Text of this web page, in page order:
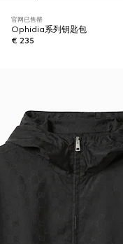
官网已售罄
Ophidia系列钥匙包
€ 235